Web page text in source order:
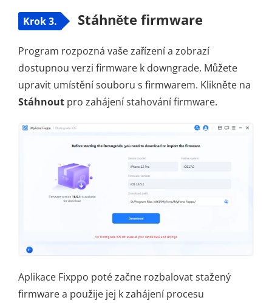
Krok 3. Stáhněte firmware
Program rozpozná vaše zařízení a zobrazí
dostupnou verzi firmware k downgrade. Můžete
upravit umístění souboru s firmwarem. Klikněte na
Stáhnout pro zahájení stahování firmware.
Aplikace Fixppo poté začne rozbalovat stažený
firmware a použije jej k zahájení procesu